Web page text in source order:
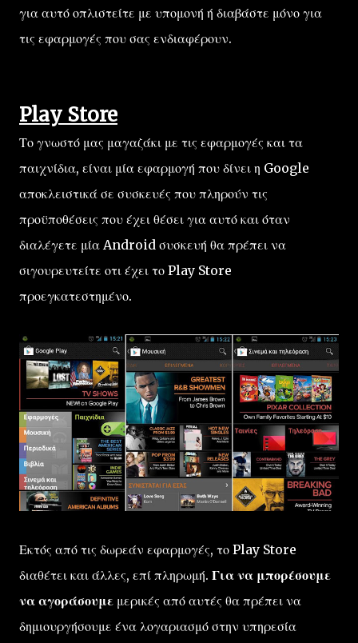
για αυτό οπλιστείτε με υπομονή ή διαβάστε μόνο για
τις εφαρμογές που σας ενδιαφέρουν.
Play Store
Το γνωστό μας μαγαζάκι με τις εφαρμογές και τα
παιχνίδια, είναι μία εφαρμογή που δίνει η Google
αποκλειστικά σε συσκευές που πληρούν τις
προϋποθέσεις που έχει θέσει για αυτό και όταν
διαλέγετε μία Android συσκευή θα πρέπει να
σιγουρευτείτε οτι έχει το Play Store
προεγκατεστημένο.
Εκτός από τις δωρεάν εφαρμογές, το Play Store
διαθέτει και άλλες, επί πληρωμή. Για να μπορέσουμε
να αγοράσουμε μερικές από αυτές θα πρέπει να
δημιουργήσουμε ένα λογαριασμό στην υπηρεσία